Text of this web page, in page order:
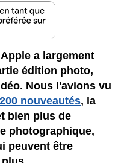
a largement
édition photo,
Nous l'avions vu
200 nouveautés, la
bien plus de
photographique,
peuvent être